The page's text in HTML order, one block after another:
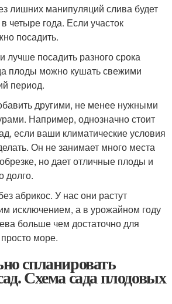
лишних манипуляций слива будет
четыре года. Если участок
посадить.
лучше посадить разного срока
плоды можно кушать свежими
период.
другими, не менее нужными
Например, однозначно стоит
если ваши климатические условия
Он не занимает много места
но дает отличные плоды и
долго.
абрикос. У нас они растут
исключением, а в урожайном году
больше чем достаточно для
море.
спланировать
Схема сада плодовых